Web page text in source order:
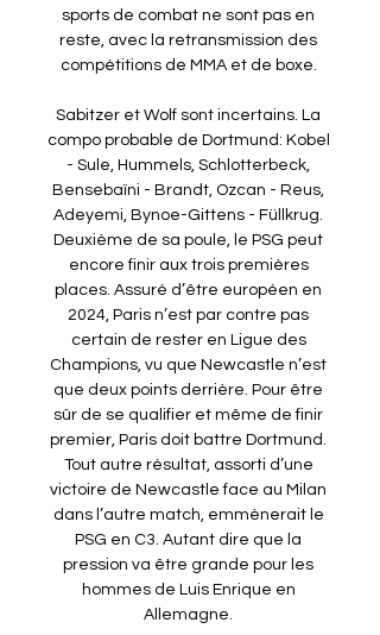
sports de combat ne sont pas en
reste, avec la retransmission des
compétitions de MMA et de boxe.
Sabitzer et Wolf sont incertains. La
compo probable de Dortmund: Kobel
- Sule, Hummels, Schlotterbeck,
Bensebaïni - Brandt, Ozcan - Reus,
Adeyemi, Bynoe-Gittens - Füllkrug.
Deuxième de sa poule, le PSG peut
encore finir aux trois premières
places. Assuré d’être européen en
2024, Paris n’est par contre pas
certain de rester en Ligue des
Champions, vu que Newcastle n’est
que deux points derrière. Pour être
sûr de se qualifier et même de finir
premier, Paris doit battre Dortmund.
Tout autre résultat, assorti d’une
victoire de Newcastle face au Milan
dans l’autre match, emmènerait le
PSG en C3. Autant dire que la
pression va être grande pour les
hommes de Luis Enrique en
Allemagne.